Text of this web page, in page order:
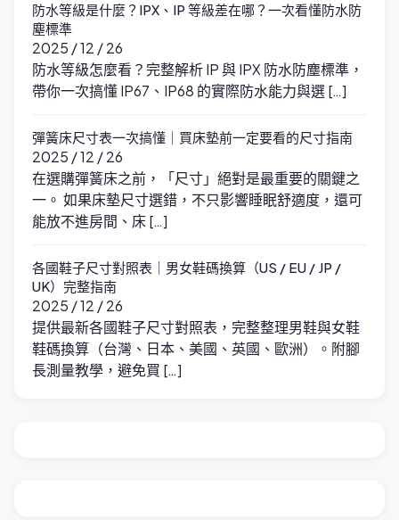
防水等級是什麼？IPX、IP 等級差在哪？一次看懂防水防
塵標準
2025 / 12 / 26
防水等級怎麼看？完整解析 IP 與 IPX 防水防塵標準，
帶你一次搞懂 IP67、IP68 的實際防水能力與選 […]
彈簧床尺寸表一次搞懂｜買床墊前一定要看的尺寸指南
2025 / 12 / 26
在選購彈簧床之前，「尺寸」絕對是最重要的關鍵之
一。 如果床墊尺寸選錯，不只影響睡眠舒適度，還可
能放不進房間、床 […]
各國鞋子尺寸對照表｜男女鞋碼換算（US / EU / JP /
UK）完整指南
2025 / 12 / 26
提供最新各國鞋子尺寸對照表，完整整理男鞋與女鞋
鞋碼換算（台灣、日本、美國、英國、歐洲）。附腳
長測量教學，避免買 […]